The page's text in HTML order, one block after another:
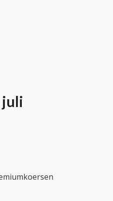
juli